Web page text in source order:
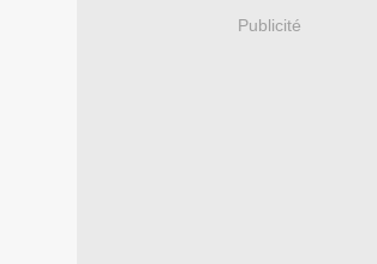
Publicité